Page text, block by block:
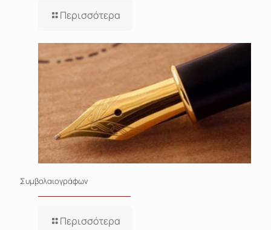
Περισσότερα
Συμβολαιογράφων
Περισσότερα